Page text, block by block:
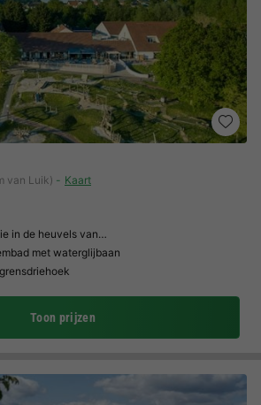
van Luik) Kaart
in de heuvels van…
met waterglijbaan
Toon prijzen